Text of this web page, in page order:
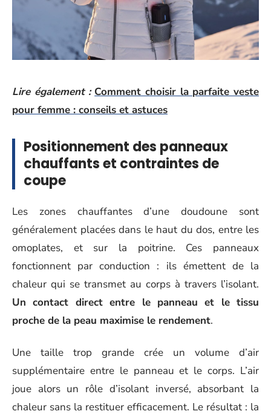
Lire également : Comment choisir la parfaite veste
pour femme : conseils et astuces
Positionnement des panneaux
chauffants et contraintes de
coupe
Les zones chauffantes d’une doudoune sont
généralement placées dans le haut du dos, entre les
omoplates, et sur la poitrine. Ces panneaux
fonctionnent par conduction : ils émettent de la
chaleur qui se transmet au corps à travers l’isolant.
Un contact direct entre le panneau et le tissu
proche de la peau maximise le rendement.
Une taille trop grande crée un volume d’air
supplémentaire entre le panneau et le corps. L’air
joue alors un rôle d’isolant inversé, absorbant la
chaleur sans la restituer efficacement. Le résultat : la